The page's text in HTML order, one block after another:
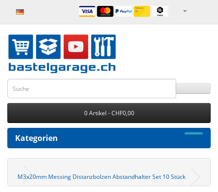
0 Artikel - CHF0,00
Kategorien
M3x20mm Messing Distanzbolzen Abstandhalter Set 10 Stück